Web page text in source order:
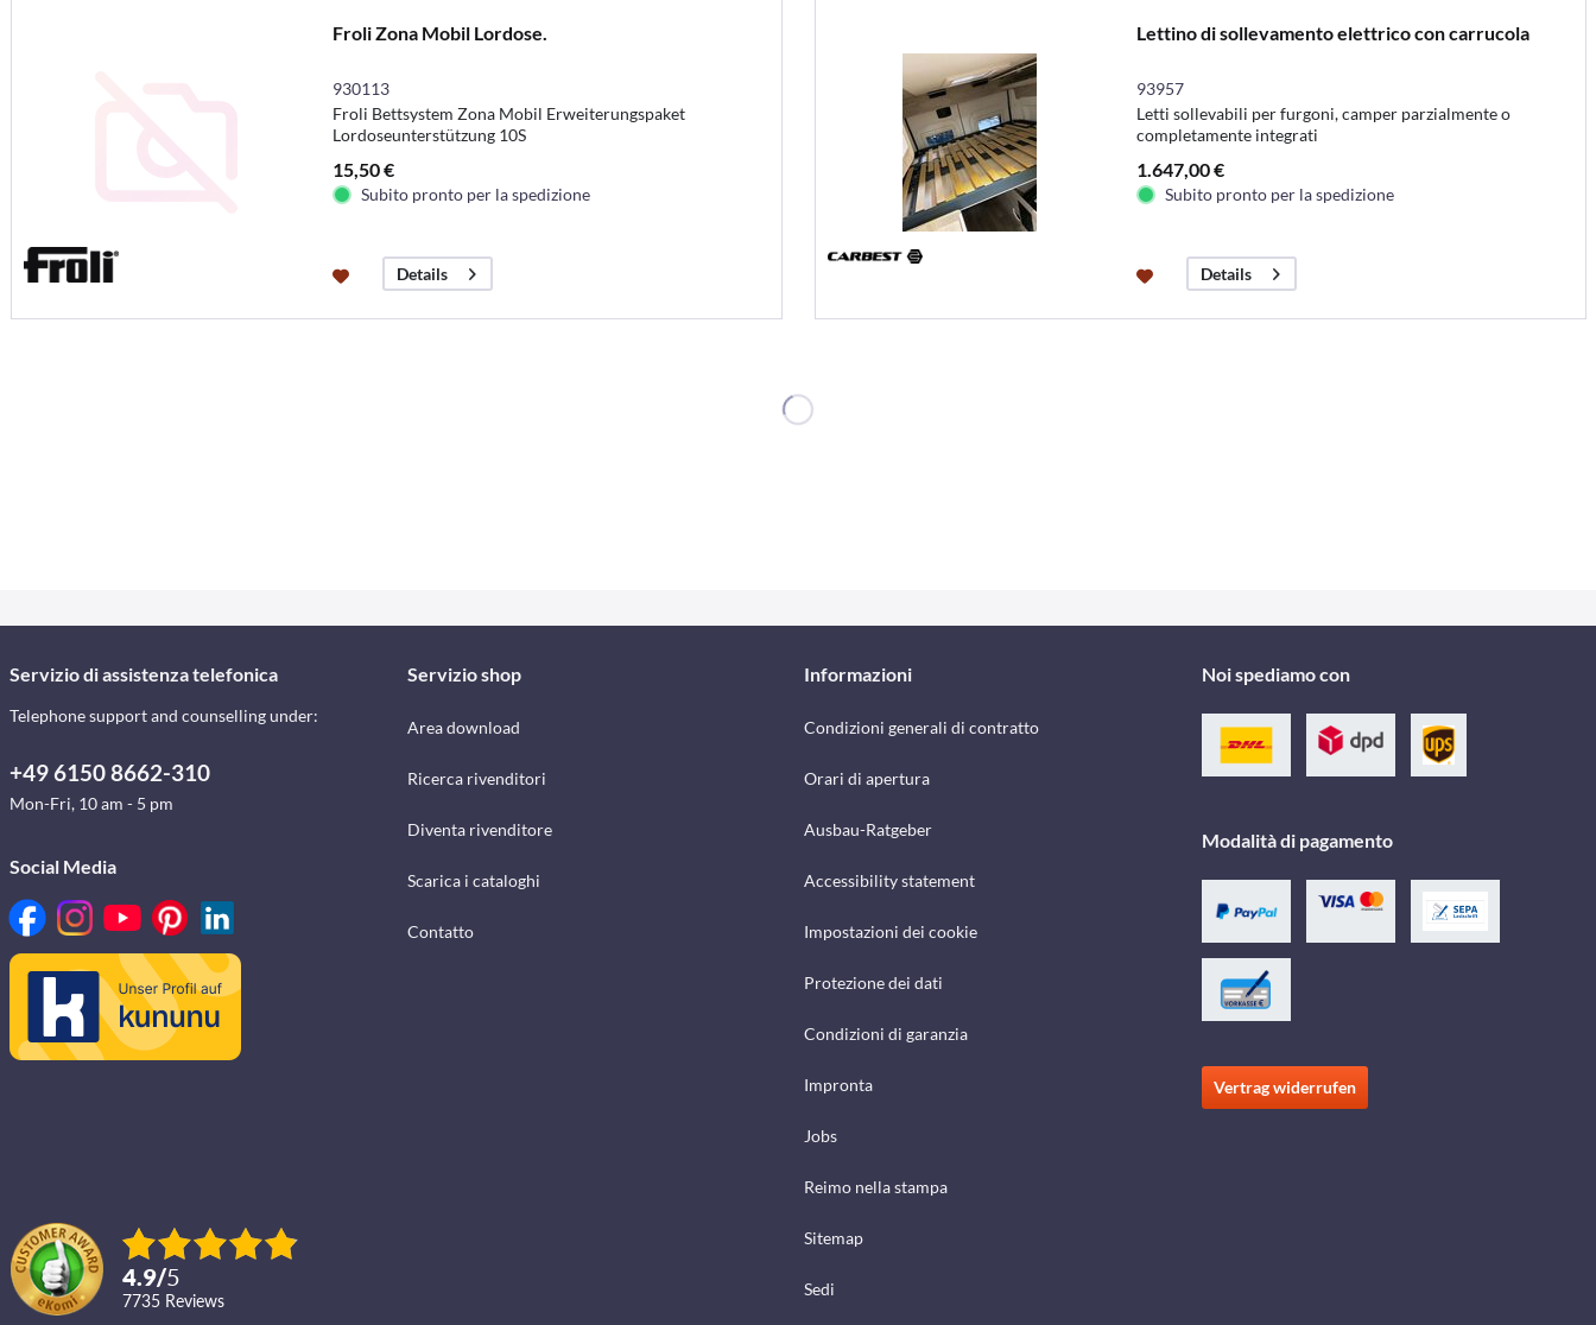
Froli Zona Mobil Lordose.
930113
Froli Bettsystem Zona Mobil Erweiterungspaket
Lordoseunterstützung 10S
15,50 €
Subito pronto per la spedizione
Details
Lettino di sollevamento elettrico con carrucola
93957
Letti sollevabili per furgoni, camper parzialmente o
completamente integrati
1.647,00 €
Subito pronto per la spedizione
Details
Servizio di assistenza telefonica
Telephone support and counselling under:
+49 6150 8662-310
Mon-Fri, 10 am - 5 pm
Social Media
4.9/5
7735 reviews
Servizio shop
Area download
Ricerca rivenditori
Diventa rivenditore
Scarica i cataloghi
Contatto
Informazioni
Condizioni generali di contratto
Orari di apertura
Ausbau-Ratgeber
Accessibility statement
Impostazioni dei cookie
Protezione dei dati
Condizioni di garanzia
Impronta
Jobs
Reimo nella stampa
Sitemap
Sedi
Noi spediamo con
Modalità di pagamento
Vertrag widerrufen